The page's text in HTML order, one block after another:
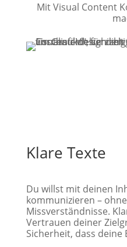
Mit Visual Content
Klare Texte
Du willst mit deinen
kommunizieren –
Missverständnisse.
Vertrauen deiner
Sicherheit, dass